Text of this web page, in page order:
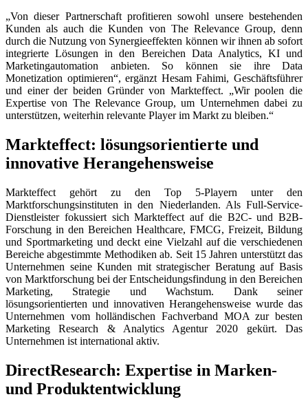
„Von dieser Partnerschaft profitieren sowohl unsere bestehenden
Kunden als auch die Kunden von The Relevance Group, denn
durch die Nutzung von Synergieeffekten können wir ihnen ab sofort
integrierte Lösungen in den Bereichen Data Analytics, KI und
Marketingautomation anbieten. So können sie ihre Data
Monetization optimieren“, ergänzt Hesam Fahimi, Geschäftsführer
und einer der beiden Gründer von Markteffect. „Wir poolen die
Expertise von The Relevance Group, um Unternehmen dabei zu
unterstützen, weiterhin relevante Player im Markt zu bleiben.“
Markteffect: lösungsorientierte und
innovative Herangehensweise
Markteffect gehört zu den Top 5-Playern unter den
Marktforschungsinstituten in den Niederlanden. Als Full-Service-
Dienstleister fokussiert sich Markteffect auf die B2C- und B2B-
Forschung in den Bereichen Healthcare, FMCG, Freizeit, Bildung
und Sportmarketing und deckt eine Vielzahl auf die verschiedenen
Bereiche abgestimmte Methodiken ab. Seit 15 Jahren unterstützt das
Unternehmen seine Kunden mit strategischer Beratung auf Basis
von Marktforschung bei der Entscheidungsfindung in den Bereichen
Marketing, Strategie und Wachstum. Dank seiner
lösungsorientierten und innovativen Herangehensweise wurde das
Unternehmen vom holländischen Fachverband MOA zur besten
Marketing Research & Analytics Agentur 2020 gekürt. Das
Unternehmen ist international aktiv.
DirectResearch: Expertise in Marken-
und Produktentwicklung